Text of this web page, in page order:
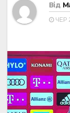
Від
ЧЕР